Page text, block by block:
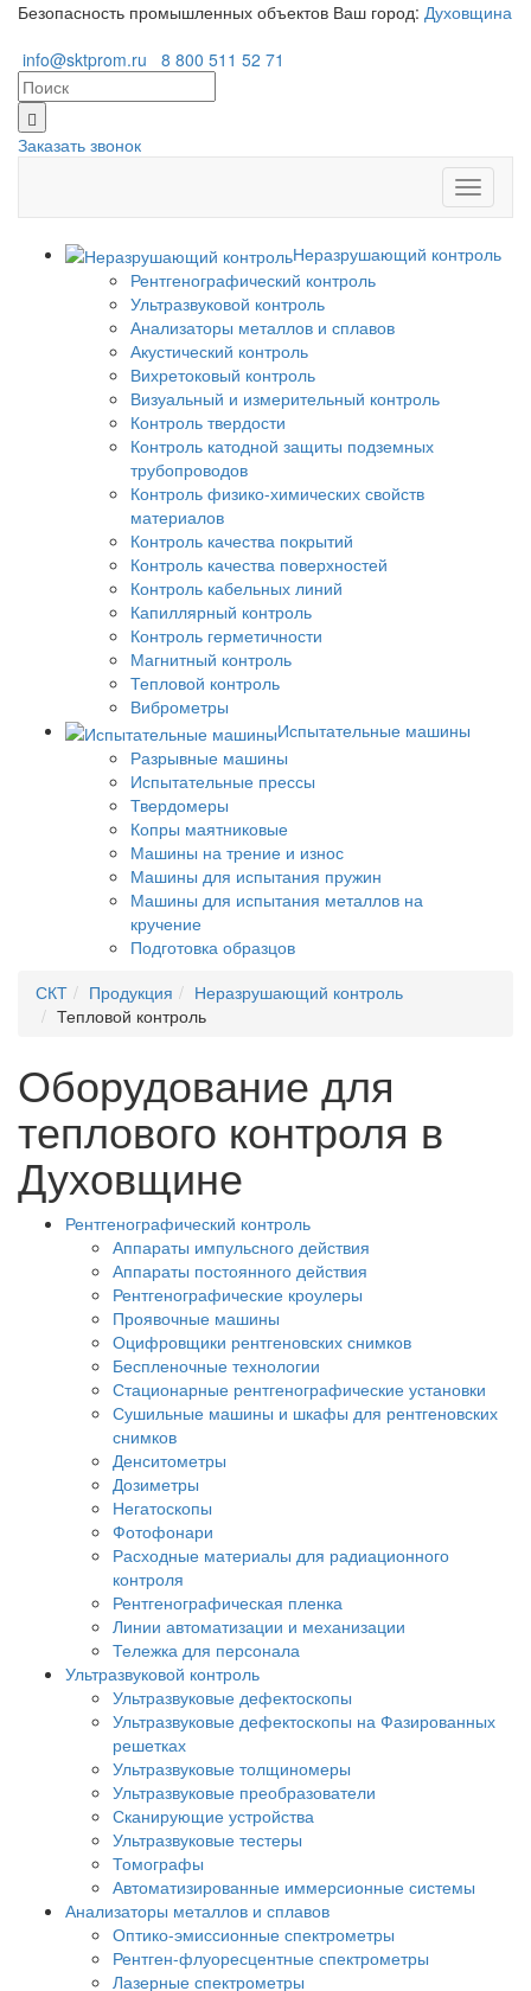
Безопасность промышленных объектов Ваш город: Духовщина
info@sktprom.ru
8 800 511 52 71
Заказать звонок
Неразрушающий контроль
Рентгенографический контроль
Ультразвуковой контроль
Анализаторы металлов и сплавов
Акустический контроль
Вихретоковый контроль
Визуальный и измерительный контроль
Контроль твердости
Контроль катодной защиты подземных
трубопроводов
Контроль физико-химических свойств
материалов
Контроль качества покрытий
Контроль качества поверхностей
Контроль кабельных линий
Капиллярный контроль
Контроль герметичности
Магнитный контроль
Тепловой контроль
Виброметры
Испытательные машины
Разрывные машины
Испытательные прессы
Твердомеры
Копры маятниковые
Машины на трение и износ
Машины для испытания пружин
Машины для испытания металлов на
кручение
Подготовка образцов
СКТ
Продукция
Неразрушающий контроль
Тепловой контроль
Оборудование для
теплового контроля в
Духовщине
Рентгенографический контроль
Аппараты импульсного действия
Аппараты постоянного действия
Рентгенографические кроулеры
Проявочные машины
Оцифровщики рентгеновских снимков
Беспленочные технологии
Стационарные рентгенографические установки
Сушильные машины и шкафы для рентгеновских
снимков
Денситометры
Дозиметры
Негатоскопы
Фотофонари
Расходные материалы для радиационного
контроля
Рентгенографическая пленка
Линии автоматизации и механизации
Тележка для персонала
Ультразвуковой контроль
Ультразвуковые дефектоскопы
Ультразвуковые дефектоскопы на Фазированных
решетках
Ультразвуковые толщиномеры
Ультразвуковые преобразователи
Сканирующие устройства
Ультразвуковые тестеры
Томографы
Автоматизированные иммерсионные системы
Анализаторы металлов и сплавов
Оптико-эмиссионные спектрометры
Рентген-флуоресцентные спектрометры
Лазерные спектрометры